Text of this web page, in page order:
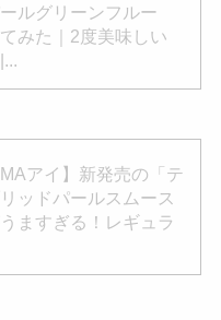
ルグリーンフルー
みた｜2度美味しい
アイ】新発売の「テ
ッドパールスムース
ますぎる！レギュラ